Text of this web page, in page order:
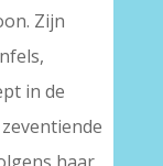
Zijn
in de